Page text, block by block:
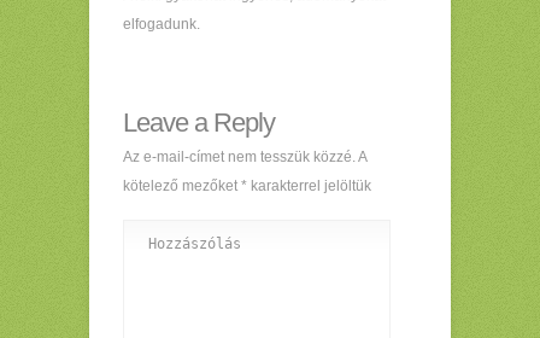
elfogadunk.
Leave a Reply
Az e-mail-címet nem tesszük közzé.A
kötelező mezőket * karakterrel jelöltük